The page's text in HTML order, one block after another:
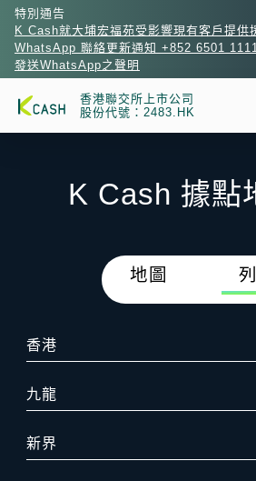
特別通告
K Cash就大埔宏福苑受影響現有客戶提供
WhatsApp 聯絡更新通知 +852 6501
發送WhatsApp之聲明
香港聯交所上市公司
股份代號：2483.HK
K Cash 據點
地圖
香港
九龍
新界